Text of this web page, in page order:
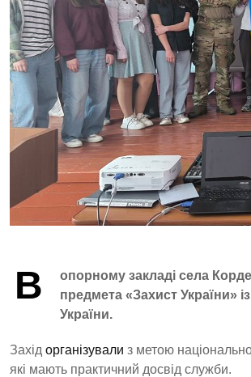
В
опорному закладі села
предмета «Захист України»
України.
Захід організували з метою
які мають практичний досвід служби.